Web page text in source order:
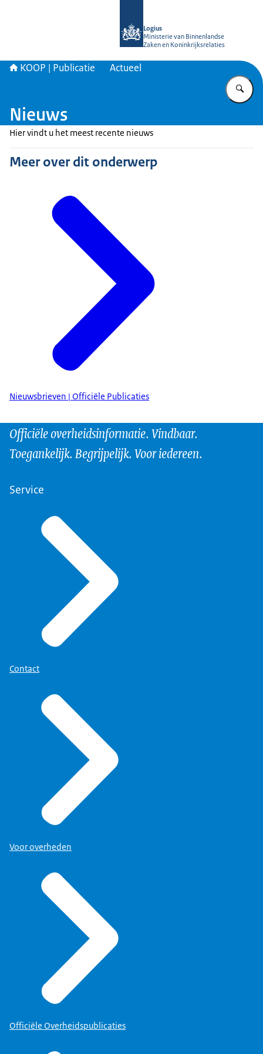
Logius
Ministerie van Binnenlandse
Zaken en Koninkrijksrelaties
KOOP | Publicatie Actueel
Nieuws
Hier vindt u het meest recente nieuws
Meer over dit onderwerp
Nieuwsbrieven | Officiële Publicaties
Officiële overheidsinformatie. Vindbaar.
Toegankelijk. Begrijpelijk. Voor iedereen.
Service
Contact
Voor overheden
Officiële Overheidspublicaties